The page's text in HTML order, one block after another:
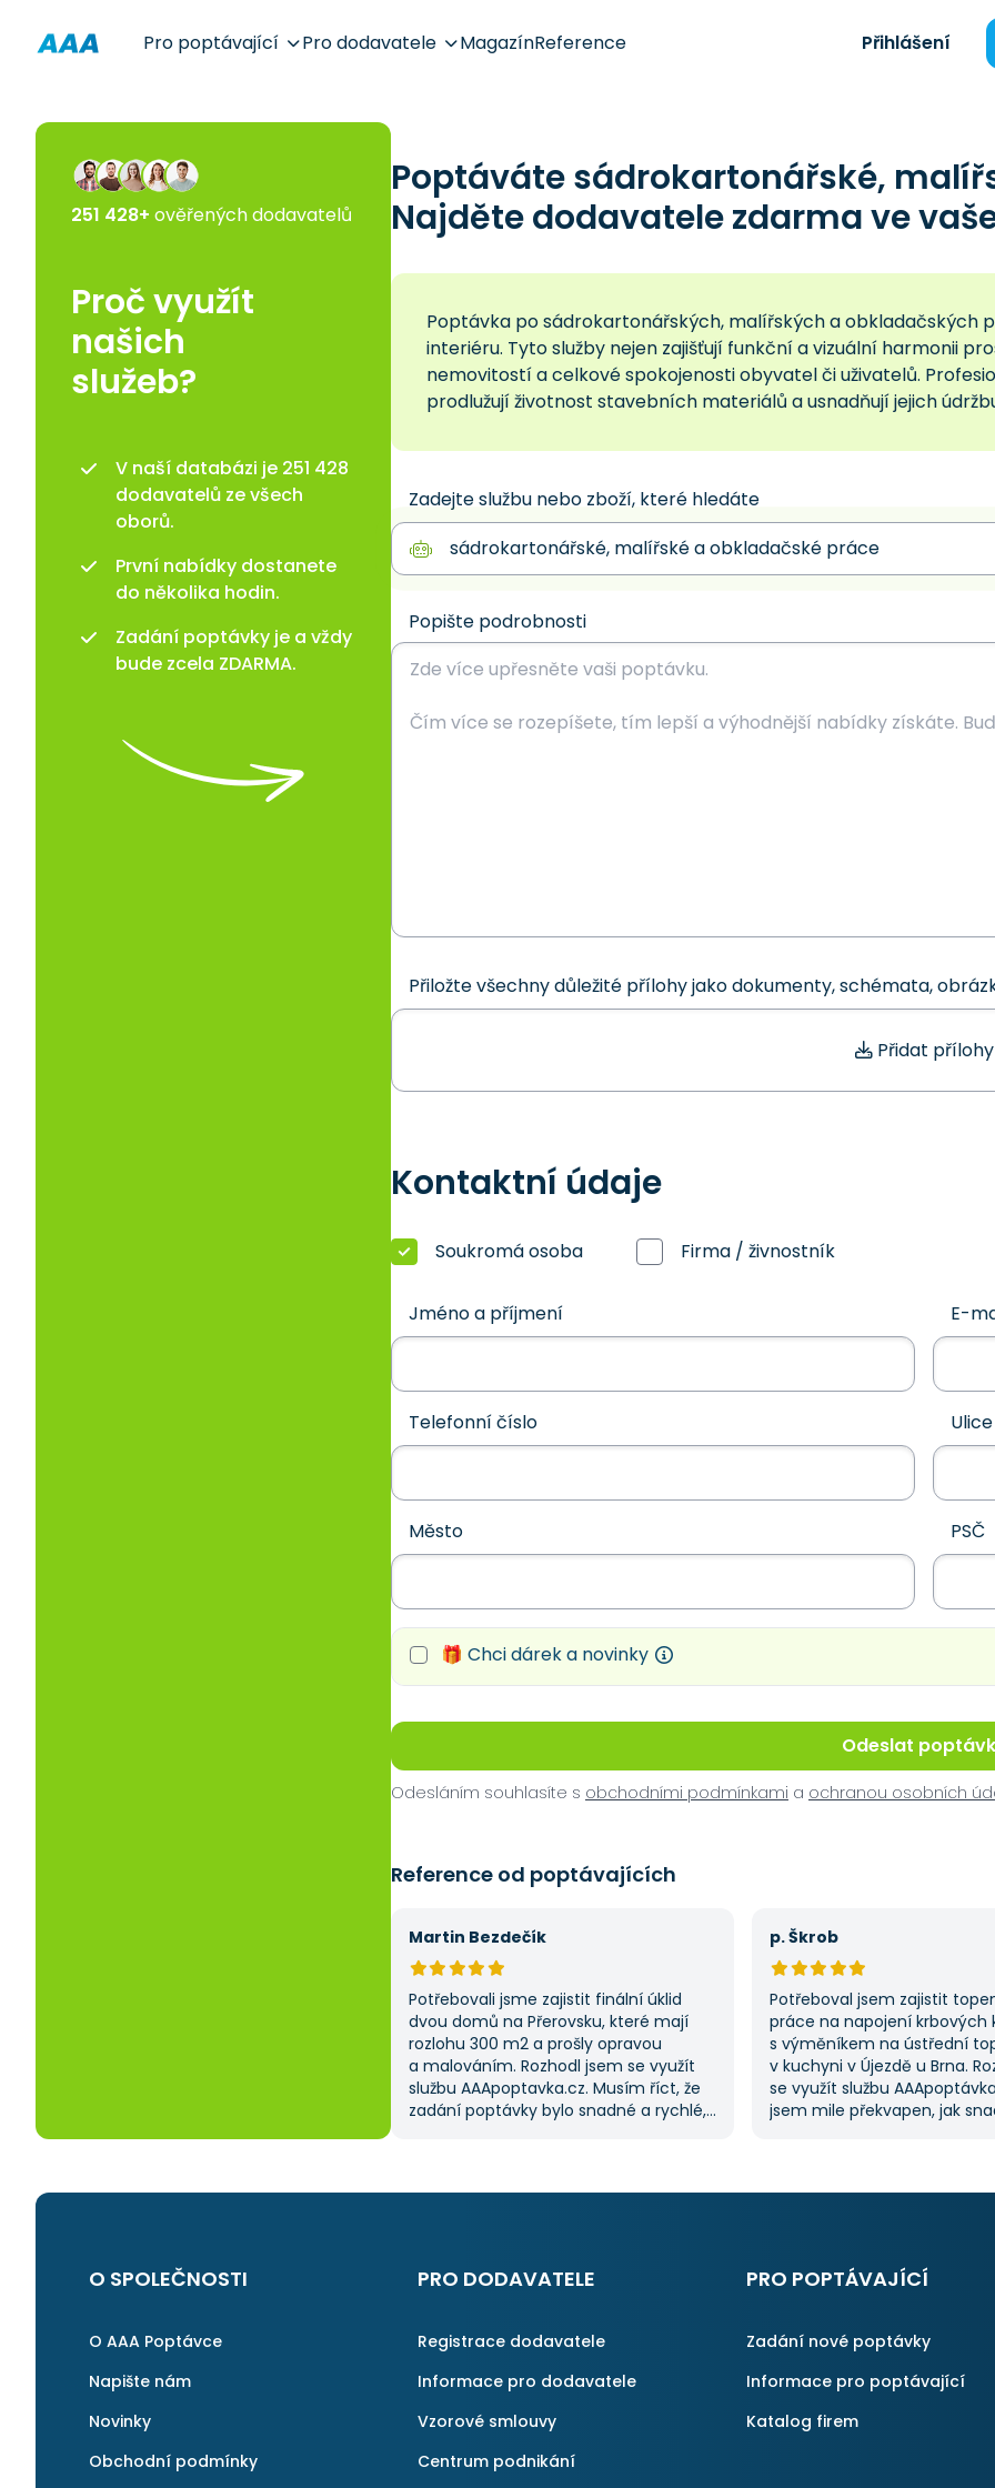
Pro poptávající Pro dodavatele MagazínReference Přihlášení
Poptáváte sádrokartonářské,
Najděte dodavatele zdarma ve
Poptávka po sádrokartonářských, malířských a obkladačských
interiéru. Tyto služby nejen zajišťují funkční a vizuální harmonii
nemovitostí a celkové spokojenosti obyvatel či uživatelů.
prodlužují životnost stavebních materiálů a usnadňují jejich
Zadejte službu nebo zboží, které hledáte
Popište podrobnosti
Přiložte všechny důležité přílohy jako dokumenty, schémata,
Přidat přílohy
Kontaktní údaje
Soukromá osoba Firma / živnostník
Jméno a příjmení E-
Telefonní číslo Ulice
Město PSČ
🎁 Chci dárek a novinky
Odeslat
Odesláním souhlasíte s obchodními podmínkami a ochranou osobních
Reference od poptávajících
Martin Bezdečík
Potřebovali jsme zajistit finální úklid
dvou domů na Přerovsku, které mají
rozlohu 300 m2 a prošly opravou
a malováním. Rozhodl jsem se využít
službu AAApoptavka.cz. Musím říct, že
zadání poptávky bylo snadné a rychlé,
a AAApoptavka.cz mi tuto výhodu
najít rychlé řešení. Vše proběhlo
znovu.
p. Škrob
Potřeboval jsem zajistit
práce na napojení krbových
s výměníkem na ústřední
v kuchyni v Újezdě u Brna.
se využít službu
jsem mile překvapen, jak
moje očekávání a určitě se
další řemeslné práce.
251 428+ ověřených dodavatelů
Proč využít
našich
služeb?
V naší databázi je 251 428
dodavatelů ze všech
oborů.
První nabídky dostanete
do několika hodin.
Zadání poptávky je a vždy
bude zcela ZDARMA.
O SPOLEČNOSTI
O AAA Poptávce
Napište nám
Novinky
Obchodní podmínky
PRO DODAVATELE
Registrace dodavatele
Informace pro dodavatele
Vzorové smlouvy
Centrum podnikání
PRO POPTÁVAJÍCÍ
Zadání nové poptávky
Informace pro poptávající
Katalog firem